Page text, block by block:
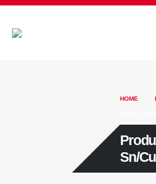
HOME
Sn/